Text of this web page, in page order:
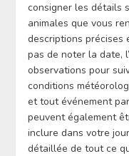
consigner les détails
animales que vous
descriptions précises
pas de noter la date,
observations pour
conditions
et tout événement
peuvent également
inclure dans votre
détaillée de tout ce